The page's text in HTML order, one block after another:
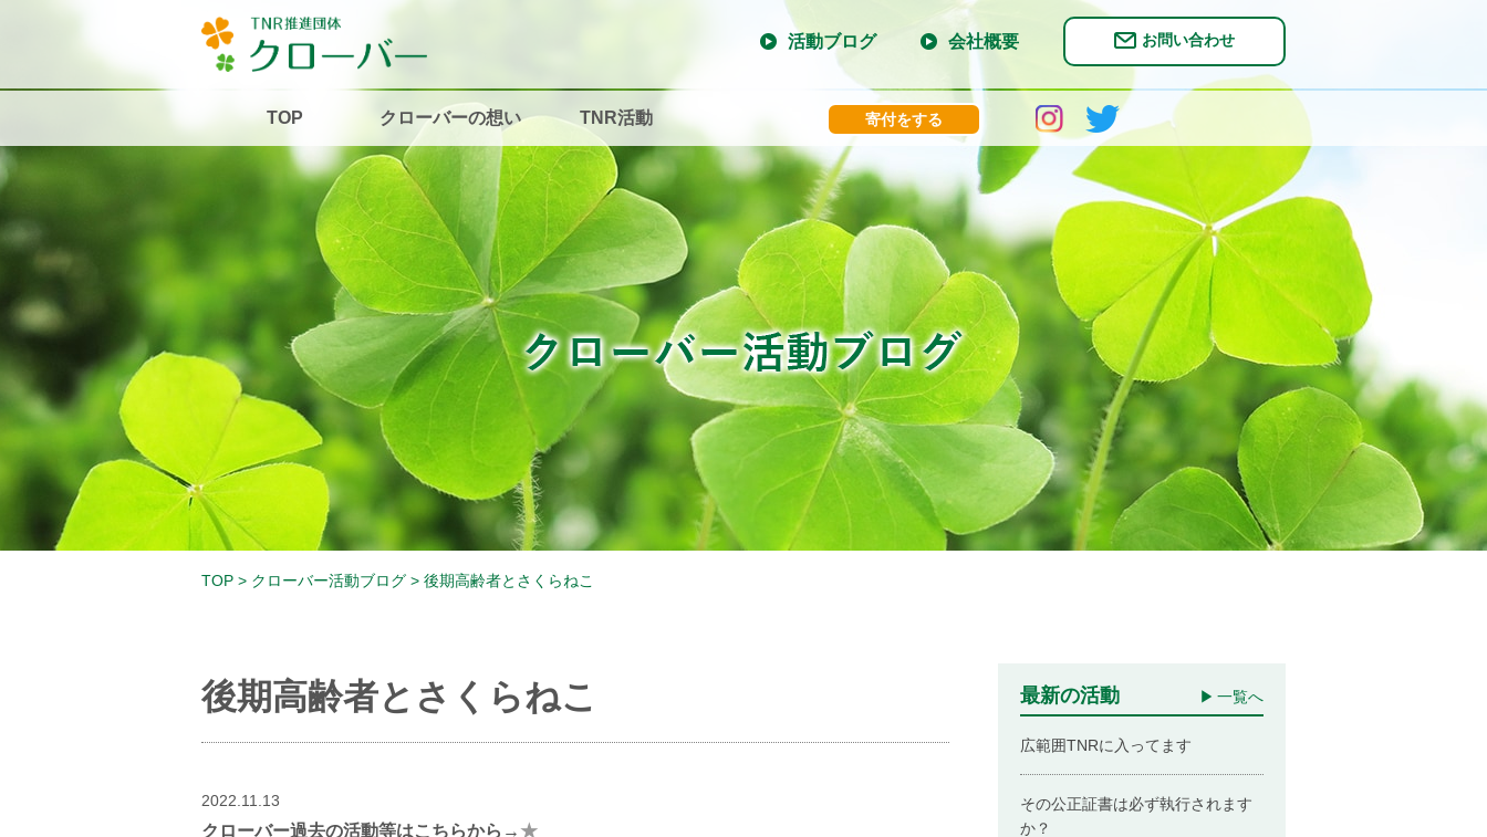
活動ブログ 会社概要 お問い合わせ
TOP クローバーの想い TNR活動 寄付をする
TOP > クローバー活動ブログ > 後期高齢者とさくらねこ
後期高齢者とさくらねこ
2022.11.13
クローバー過去の活動等はこちらから→ ★
最新の活動 一覧へ
広範囲TNRに入ってます
その公正証書は必ず執行されます
か？